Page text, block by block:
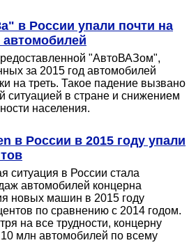
в России упали почти на
автомобилей
"АвтоВАЗом",
за 2015 год автомобилей
на треть. Такое падение вызвано
ситуацией в стране и снижением
населения.
в России в 2015 году упали
ситуация в России стала
автомобилей концерна
новых машин в 2015 году
по сравнению с 2014 годом.
на все трудности, концерну
10 млн автомобилей по всему